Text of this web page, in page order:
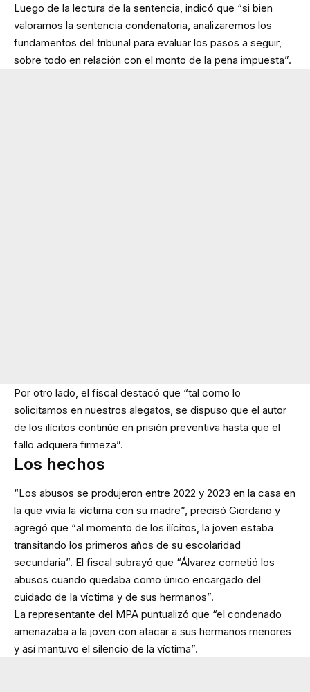
Luego de la lectura de la sentencia, indicó que “si bien
valoramos la sentencia condenatoria, analizaremos los
fundamentos del tribunal para evaluar los pasos a seguir,
sobre todo en relación con el monto de la pena impuesta”.
Por otro lado, el fiscal destacó que “tal como lo
solicitamos en nuestros alegatos, se dispuso que el autor
de los ilícitos continúe en prisión preventiva hasta que el
fallo adquiera firmeza”.
Los hechos
“Los abusos se produjeron entre 2022 y 2023 en la casa en
la que vivía la víctima con su madre”, precisó Giordano y
agregó que “al momento de los ilícitos, la joven estaba
transitando los primeros años de su escolaridad
secundaria”. El fiscal subrayó que “Álvarez cometió los
abusos cuando quedaba como único encargado del
cuidado de la víctima y de sus hermanos”.
La representante del MPA puntualizó que “el condenado
amenazaba a la joven con atacar a sus hermanos menores
y así mantuvo el silencio de la víctima”.